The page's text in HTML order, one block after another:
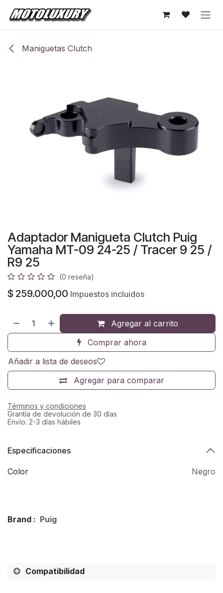
Ir al contenido
Maniguetas Clutch
Adaptador Manigueta Clutch Puig
Yamaha MT-09 24-25 / Tracer 9 25 /
R9 25
(0 reseña)
$ 259.000,00 Impuestos incluidos
Agregar al carrito
Comprar ahora
Agregar para comparar
Añadir a lista de deseos
Términos y condiciones
Grantía de devolución de 30 días
Envío: 2-3 días hábiles
Especificaciones
Color Negro
Brand : Puig
Compatibilidad